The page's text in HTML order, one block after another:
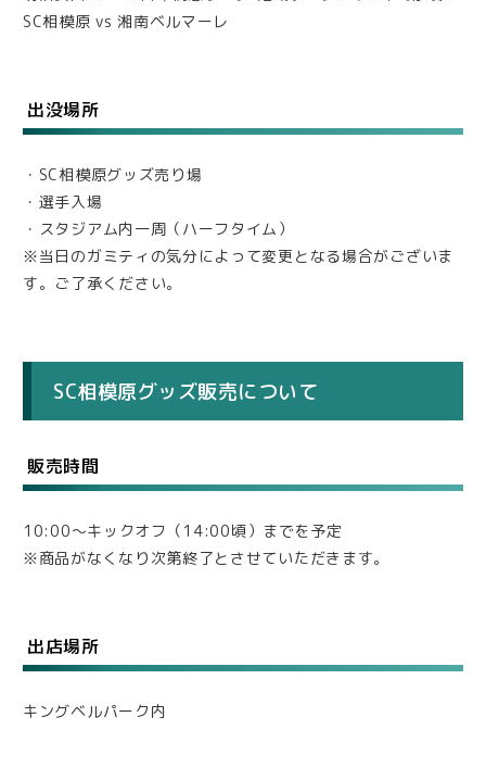
SC相模原 vs 湘南ベルマーレ
出没場所
・SC相模原グッズ売り場
・選手入場
・スタジアム内一周（ハーフタイム）
※当日のガミティの気分によって変更となる場合がございま
す。ご了承ください。
SC相模原グッズ販売について
販売時間
10:00～キックオフ（14:00頃）までを予定
※商品がなくなり次第終了とさせていただきます。
出店場所
キングベルパーク内